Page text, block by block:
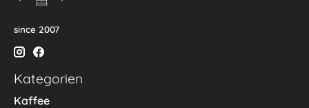
since 2007
Kategorien
Kaffee